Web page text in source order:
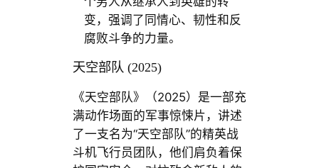
变，强调了同情心、韧性和反
腐败斗争的力量。
天空部队 (2025)
《天空部队》（2025）是一部充
满动作场面的军事惊悚片，讲述
了一支名为“天空部队”的精英战
斗机飞行员团队，他们肩负着保